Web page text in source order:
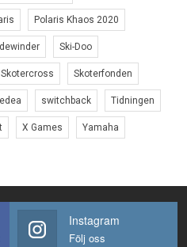
Polaris Khaos 2020
Ski-Doo
Skotercross Skoterfonden
switchback Tidningen
X Games Yamaha
Instagram
Följ oss